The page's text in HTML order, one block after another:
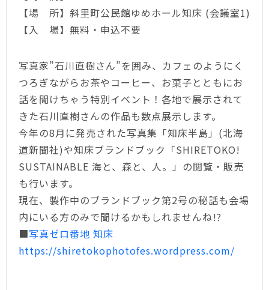
【場 所】斜里町公民館ゆめホール知床 (会議室1)
【入 場】無料・申込不要
写真家”石川直樹さん”を囲み、カフェのようにく
つろぎながらお茶やコーヒー、お菓子とともにお
話を聞けちゃう特別イベント！各地で展示されて
きた石川直樹さんの作品も数点展示します。
今年の8月に発売された写真集「知床半島」(北海
道新聞社)や知床ブランドブック「SHIRETOKO!
SUSTAINABLE 海と、森と、人。」の閲覧・販売
も行います。
現在、製作中のブランドブック第2号の秘話も会場
内にいる方のみで聞けるかもしれませんね!?
■写真ゼロ番地 知床
https://shiretokophotofes.wordpress.com/